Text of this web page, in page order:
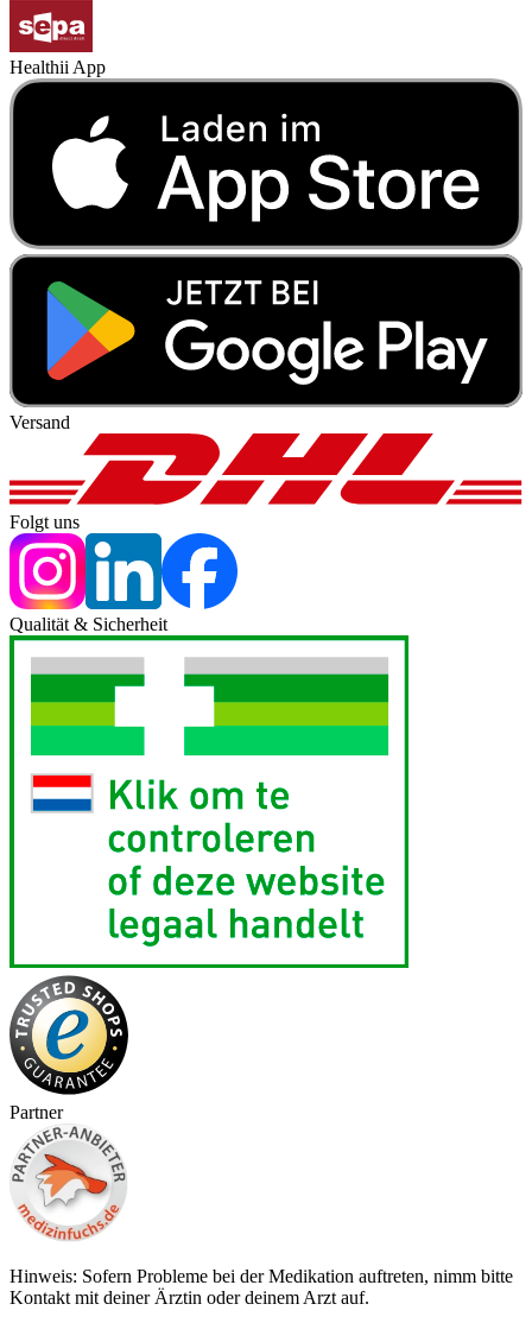
Healthii App
Versand
Folgt uns
Qualität & Sicherheit
Partner
Hinweis: Sofern Probleme bei der Medikation auftreten, nimm bitte
Kontakt mit deiner Ärztin oder deinem Arzt auf.